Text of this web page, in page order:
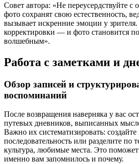
Совет автора: «Не переусердствуйте с
фото сохранят свою естественность,
вызывает искренние эмоции у
корректировки — и фото становится
волшебным».
Работа с заметками и
Обзор записей и
воспоминаний
После возвращения наверняка у вас
путевых дневников, выписанных
Важно их систематизировать:
последовательность или разделите
культура, любимые места. Это
именно вам запомнилось и почему.